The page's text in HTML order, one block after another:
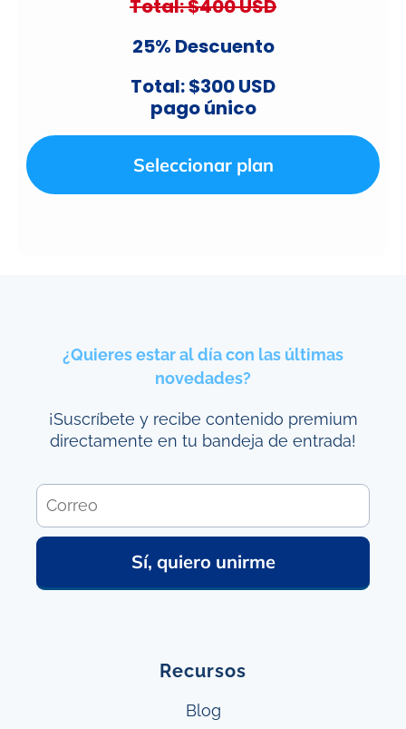
Total: $400 USD
25% Descuento
Total: $300 USD
pago único
Seleccionar plan
¿Quieres estar al día con las últimas
novedades?
¡Suscríbete y recibe contenido premium
directamente en tu bandeja de entrada!
Sí, quiero unirme
Recursos
Blog